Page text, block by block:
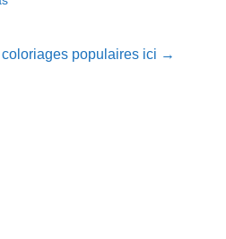
coloriages populaires ici →